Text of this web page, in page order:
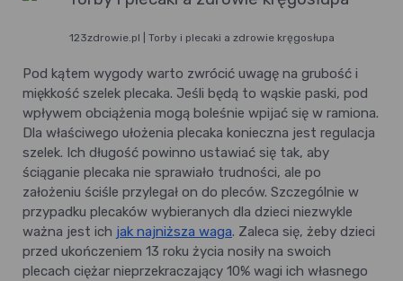
123zdrowie.pl | Torby i plecaki a zdrowie kręgosłupa
Pod kątem wygody warto zwrócić uwagę na grubość i
miękkość szelek plecaka. Jeśli będą to wąskie paski, pod
wpływem obciążenia mogą boleśnie wpijać się w ramiona.
Dla właściwego ułożenia plecaka konieczna jest regulacja
szelek. Ich długość powinno ustawiać się tak, aby
ściąganie plecaka nie sprawiało trudności, ale po
założeniu ściśle przylegał on do pleców. Szczególnie w
przypadku plecaków wybieranych dla dzieci niezwykle
ważna jest ich jak najniższa waga. Zaleca się, żeby dzieci
przed ukończeniem 13 roku życia nosiły na swoich
plecach ciężar nieprzekraczający 10% wagi ich własnego